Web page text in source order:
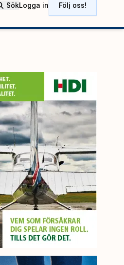
SökLogga in Följ oss!